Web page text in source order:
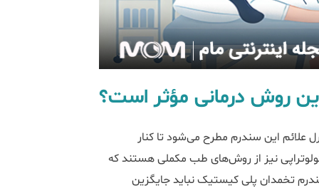
روش درمانی مؤثر است؟
علائم این سندرم مطرح می‌شود تا کنار
نیز از روش‌های طب مکملی هستند که
تخمدان پلی کیستیک نباید جایگزین